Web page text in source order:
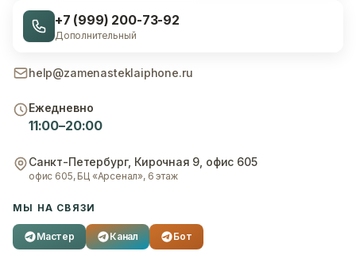
+7 (999) 200-73-92
Дополнительный
help@zamenasteklaiphone.ru
Ежедневно
11:00–20:00
Санкт-Петербург, Кирочная 9, офис 605
офис 605, БЦ «Арсенал», 6 этаж
МЫ НА СВЯЗИ
Мастер Канал Бот